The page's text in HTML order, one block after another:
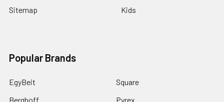
Sitemap
Kids
Popular Brands
EgyBeit
Berghoff
Square
Pyrex